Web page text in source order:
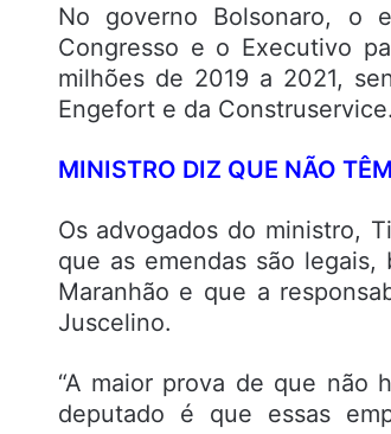
No governo Bolsonaro, o
Congresso e o Executivo
milhões de 2019 a 2021,
Engefort e da Construservice.
MINISTRO DIZ QUE NÃO
Os advogados do ministro,
que as emendas são
Maranhão e que a
Juscelino.
“A maior prova de que não
deputado é que essas